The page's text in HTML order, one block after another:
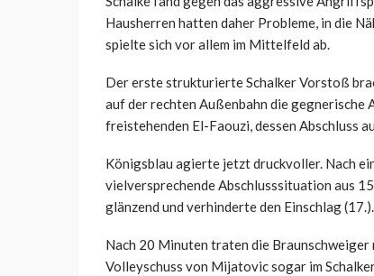
Hausherren hatten daher Probleme, in die
spielte sich vor allem im Mittelfeld ab.
Der erste strukturierte Schalker Vorstoß
auf der rechten Außenbahn die gegnerische
freistehenden El-Faouzi, dessen Abschluss
Königsblau agierte jetzt druckvoller. Nach
vielversprechende Abschlusssituation aus
glänzend und verhinderte den Einschlag (17.).
Nach 20 Minuten traten die
Volleyschuss von Mijatovic sogar im